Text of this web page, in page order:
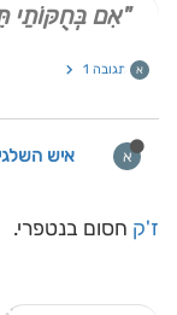
"אִם בְּחֻקּוֹתַי
א תגובה 1
א איש
ז'ק חסום בנטפרי.